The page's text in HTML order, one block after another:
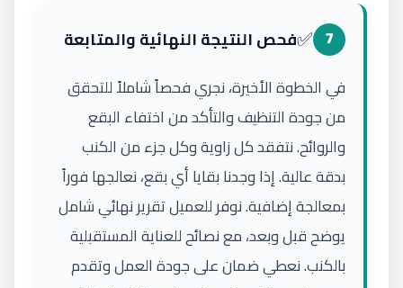
7
✅فحص النتيجة النهائية والمتابعة
في الخطوة الأخيرة، نجري فحصاً شاملاً للتحقق
من جودة التنظيف والتأكد من اختفاء البقع
والروائح. نتفقد كل زاوية وكل جزء من الكنب
بدقة عالية. إذا وجدنا بقايا أي بقع، نعالجها فوراً
بمعالجة إضافية. نوفر للعميل تقرير نهائي شامل
يوضح قبل وبعد، مع نصائح للعناية المستقبلية
بالكنب. نعطي ضمان على جودة العمل وتقدم